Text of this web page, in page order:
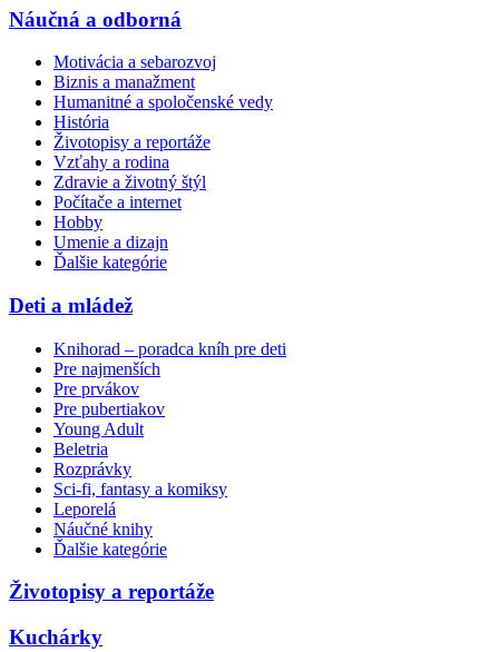
Náučná a odborná
Motivácia a sebarozvoj
Biznis a manažment
Humanitné a spoločenské vedy
História
Životopisy a reportáže
Vzťahy a rodina
Zdravie a životný štýl
Počítače a internet
Hobby
Umenie a dizajn
Ďalšie kategórie
Deti a mládež
Knihorad – poradca kníh pre deti
Pre najmenších
Pre prvákov
Pre pubertiakov
Young Adult
Beletria
Rozprávky
Sci-fi, fantasy a komiksy
Leporelá
Náučné knihy
Ďalšie kategórie
Životopisy a reportáže
Kuchárky